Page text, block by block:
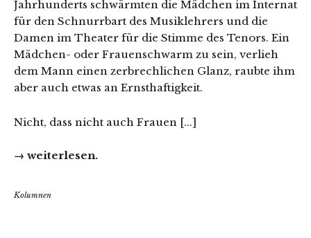
Jahrhunderts schwärmten die Mädchen im Internat
für den Schnurrbart des Musiklehrers und die
Damen im Theater für die Stimme des Tenors. Ein
Mädchen- oder Frauenschwarm zu sein, verlieh
dem Mann einen zerbrechlichen Glanz, raubte ihm
aber auch etwas an Ernsthaftigkeit.
Nicht, dass nicht auch Frauen [...]
→ weiterlesen.
Kolumnen